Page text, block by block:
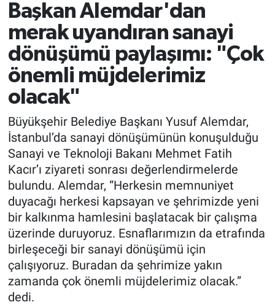
Başkan Alemdar'dan
merak uyandıran sanayi
dönüşümü paylaşımı: "Çok
önemli müjdelerimiz
olacak"
Büyükşehir Belediye Başkanı Yusuf Alemdar,
İstanbul’da sanayi dönüşümünün konuşulduğu
Sanayi ve Teknoloji Bakanı Mehmet Fatih
Kacır’ı ziyareti sonrası değerlendirmelerde
bulundu. Alemdar, “Herkesin memnuniyet
duyacağı herkesi kapsayan ve şehrimizde yeni
bir kalkınma hamlesini başlatacak bir çalışma
üzerinde duruyoruz. Esnaflarımızın da etrafında
birleşeceği bir sanayi dönüşümü için
çalışıyoruz. Buradan da şehrimize yakın
zamanda çok önemli müjdelerimiz olacak.”
dedi.